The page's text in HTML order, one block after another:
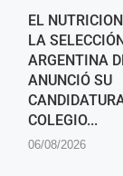
EL
LA SELECCIÓN
ARGENTINA
ANUNCIÓ SU
COLEGIO...
06/08/2026